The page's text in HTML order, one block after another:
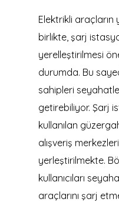
Elektrikli araçların
birlikte, şarj
yerelleştirilmesi
durumda. Bu
sahipleri
getirebiliyor. Şarj
kullanılan
alışveriş
yerleştirilmekte.
kullanıcıları
araçlarını şarj